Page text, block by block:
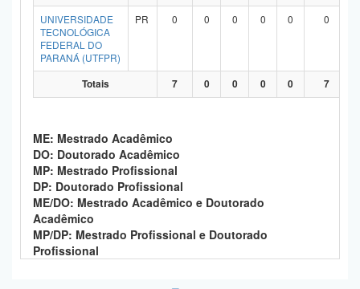
UNIVERSIDADE
TECNOLÓGICA
FEDERAL DO
PARANÁ (UTFPR)
PR 0 0 0 0 0 0
Totais 7 0 0 0 0 7
ME: Mestrado Acadêmico
DO: Doutorado Acadêmico
MP: Mestrado Profissional
DP: Doutorado Profissional
ME/DO: Mestrado Acadêmico e Doutorado
Acadêmico
MP/DP: Mestrado Profissional e Doutorado
Profissional